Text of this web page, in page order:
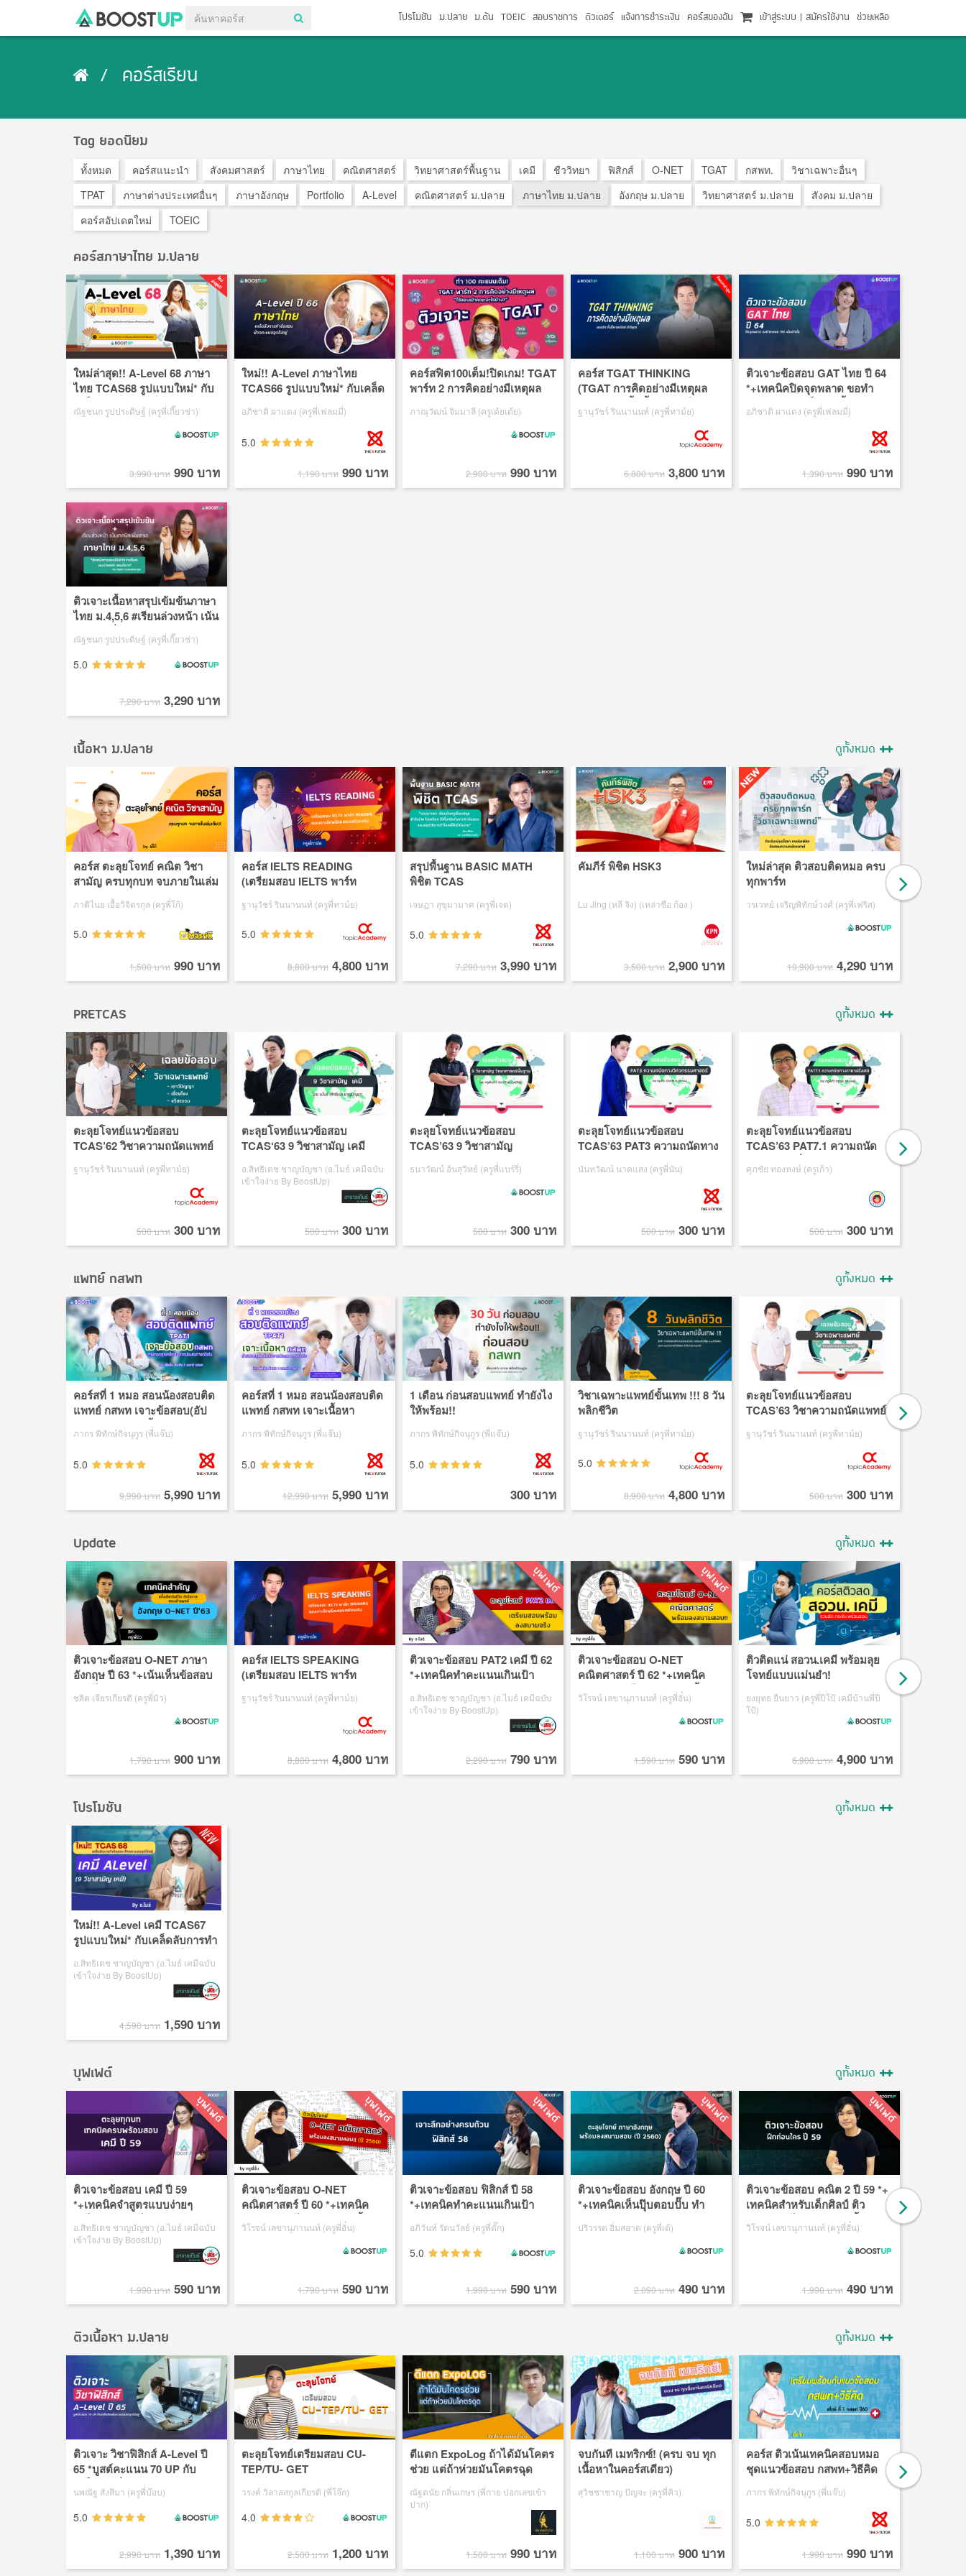
เข้าสู่ระบบ | สมัครใช้งาน ช่วยเหลือ
โปรโมชัน ม.ปลาย ม.ต้น TOEIC สอบราชการ ติวเตอร์ แจ้งการชำระเงิน คอร์สของฉัน
คอร์สเรียน
Tag ยอดนิยม
ทั้งหมด คอร์สแนะนำ สังคมศาสตร์ ภาษาไทย คณิตศาสตร์ วิทยาศาสตร์พื้นฐาน เคมี ชีววิทยา ฟิสิกส์ O-NET TGAT กสพท.
วิชาเฉพาะอื่นๆ
TPAT
ภาษาต่างประเทศอื่นๆ ภาษาอังกฤษ Portfolio A-Level คณิตศาสตร์ ม.ปลาย ภาษาไทย ม.ปลาย อังกฤษ ม.ปลาย วิทยาศาสตร์ ม.ปลาย
สังคม ม.ปลาย
คอร์สอัปเดตใหม่
TOEIC
คอร์สภาษาไทย ม.ปลาย
ใหม่ล่าสุด!! A-Level 68 ภาษา
ไทย TCAS68 รูปแบบใหม่* กับ
เคล็ดลับการทำข้อสอบ ฟ้าด
คะแนนฉุดไม่อยู่
ณัฐชนก รูปประดิษฐ์ (ครูพี่เกี๊ยวซ่า)
3,990 บาท 990 บาท
ใหม่!! A-Level ภาษาไทย
TCAS66 รูปแบบใหม่* กับเคล็ด
ลับการทำข้อสอบ ฟ้าดคะแนน
ฉุดไม่อยู่
อภิชาติ ผาแดง (ครูพี่เฟลมมี่)
5.0
1,190 บาท 990 บาท
คอร์สฟิต100เต็ม!ปิดเกม! TGAT
พาร์ท 2 การคิดอย่างมีเหตุผล
ภาณุวัฒน์ จิมมาลี (ครูเต้ยเต้ย)
2,900 บาท 990 บาท
คอร์ส TGAT THINKING
(TGAT การคิดอย่างมีเหตุผล
แบบเน้นๆ ทั้งเนื้อหาและโจทย์
เข้าใจสุดๆ)
ฐานุวัชร์ รินนานนท์ (ครูพี่ทาม์ย)
6,800 บาท 3,800 บาท
ติวเจาะข้อสอบ GAT ไทย ปี 64
*+เทคนิคปิดจุดพลาด ขอทำ
คะแนน 150 เต็มเท่านั้น
อภิชาติ ผาแดง (ครูพี่เฟลมมี่)
1,390 บาท 990 บาท
ติวเจาะเนื้อหาสรุปเข้มข้นภาษา
ไทย ม.4,5,6 #เรียนล่วงหน้า เน้น
เทคนิคเพิ่มเกรด+สอบติด ม.ดัง
ณัฐชนก รูปประดิษฐ์ (ครูพี่เกี๊ยวซ่า)
5.0
7,290 บาท 3,290 บาท
เนื้อหา ม.ปลาย ดูทั้งหมด
คอร์ส ตะลุยโจทย์ คณิต วิชา
สามัญ ครบทุกบท จบภายในเล่ม
เดียว!
ภาติไนย เอื้อวิจิตรกุล (ครูพี่โก้)
5.0
1,500 บาท 990 บาท
คอร์ส IELTS READING
(เตรียมสอบ IELTS พาร์ท
READING แบบเจาะลึกพร้อม
สอบเสมือนจริง)
ฐานุวัชร์ รินนานนท์ (ครูพี่ทาม์ย)
5.0
8,800 บาท 4,800 บาท
สรุปพื้นฐาน BASIC MATH
พิชิต TCAS
เจษฎา สุขุมามาศ (ครูพี่เจต)
5.0
7,290 บาท 3,990 บาท
คัมภีร์ พิชิต HSK3
Lu Jing (หลี จิง) (เหล่าซือ ก้อง )
3,500 บาท 2,900 บาท
ใหม่ล่าสุด ติวสอบติดหมอ ครบ
ทุกพาร์ท
วรเวทย์ เจริญพิทักษ์วงศ์ (ครูพี่เฟริส)
10,900 บาท 4,290 บาท
Start-Up
เรียนคำ
PRETCAS ดูทั้งหมด
ตะลุยโจทย์แนวข้อสอบ
TCAS’62 วิชาความถนัดแพทย์
ฐานุวัชร์ รินนานนท์ (ครูพี่ทาม์ย)
500 บาท 300 บาท
ตะลุยโจทย์แนวข้อสอบ
TCAS‘63 9 วิชาสามัญ เคมี
อ.สิทธิเดช ชาญบัญชา (อ.ไมธ์ เคมีฉบับ
เข้าใจง่าย By BoostUp)
500 บาท 300 บาท
ตะลุยโจทย์แนวข้อสอบ
TCAS’63 9 วิชาสามัญ
วิทยาศาสตร์
ธนาวัฒน์ อ้นสุวิทย์ (ครูพี่แบร์รี่)
500 บาท 300 บาท
ตะลุยโจทย์แนวข้อสอบ
TCAS’63 PAT3 ความถนัดทาง
วิศวกรรมศาสตร์
นันทวัฒน์ นาคแสง (ครูพี่นัน)
500 บาท 300 บาท
ตะลุยโจทย์แนวข้อสอบ
TCAS’63 PAT7.1 ความถนัด
ทางภาษาฝรั่งเศส
ศุภชัย ทองหงษ์ (ครูเก้า)
500 บาท 300 บาท
ตะลุยโจท
แพทย์ กสพท ดูทั้งหมด
คอร์สที่ 1 หมอ สอนน้องสอบติด
แพทย์ กสพท เจาะข้อสอบ(อัป
เดทข้อสอบมากขึ้น2 เท่า)
ภากร พิทักษ์กิจนุกูร (พี่แจ๊บ)
5.0
9,990 บาท 5,990 บาท
คอร์สที่ 1 หมอ สอนน้องสอบติด
แพทย์ กสพท เจาะเนื้อหา
ภากร พิทักษ์กิจนุกูร (พี่แจ๊บ)
5.0
12,990 บาท 5,990 บาท
1 เดือน ก่อนสอบแพทย์ ทำยังไง
ให้พร้อม!!
ภากร พิทักษ์กิจนุกูร (พี่แจ๊บ)
5.0
300 บาท
วิชาเฉพาะแพทย์ขั้นเทพ !!! 8 วัน
พลิกชีวิต
ฐานุวัชร์ รินนานนท์ (ครูพี่ทาม์ย)
5.0
8,900 บาท 4,800 บาท
ตะลุยโจทย์แนวข้อสอบ
TCAS’63 วิชาความถนัดแพทย์
ฐานุวัชร์ รินนานนท์ (ครูพี่ทาม์ย)
500 บาท 300 บาท
ใหม่ล่าสุด
ทุกพาร์ท
Update ดูทั้งหมด
ติวเจาะข้อสอบ O-NET ภาษา
อังกฤษ ปี 63 *+เน้นเห็นข้อสอบ
ชลิต เจียรเกียรติ (ครูพี่มิว)
1,790 บาท 900 บาท
คอร์ส IELTS SPEAKING
(เตรียมสอบ IELTS พาร์ท
SPEAKING แบบเจาะลึกพร้อม
สอบเสมือนจริง)
ฐานุวัชร์ รินนานนท์ (ครูพี่ทาม์ย)
8,800 บาท 4,800 บาท
ติวเจาะข้อสอบ PAT2 เคมี ปี 62
*+เทคนิคทำคะแนนเกินเป้า
เอาชนะทุกคณะสายวิทย์
อ.สิทธิเดช ชาญบัญชา (อ.ไมธ์ เคมีฉบับ
เข้าใจง่าย By BoostUp)
2,290 บาท 790 บาท
ติวเจาะข้อสอบ O-NET
คณิตศาสตร์ ปี 62 *+เทคนิค
ง่ายๆ เข้าใจได้ในเวลาอันสั้น
วิโรจน์ เลขานุภานนท์ (ครูพี่อั๋น)
1,590 บาท 590 บาท
ติวติดแน่ สอวน.เคมี พร้อมลุย
โจทย์แบบแม่นยำ!
ยงยุทธ ยืนยาว (ครูพี่ปีโป้ เคมีบ้านพี่ปี
โป้)
6,900 บาท 4,900 บาท
ติวเจาะข้
อังกฤษ ปี
ตอบได้ทัน
โปรโมชัน ดูทั้งหมด
ใหม่!! A-Level เคมี TCAS67
รูปแบบใหม่* กับเคล็ดลับการทำ
ข้อสอบ ฟ้าดคะแนนฉุดไม่อยู่
อ.สิทธิเดช ชาญบัญชา (อ.ไมธ์ เคมีฉบับ
เข้าใจง่าย By BoostUp)
4,590 บาท 1,590 บาท
บุฟเฟต์ ดูทั้งหมด
ติวเจาะข้อสอบ เคมี ปี 59
*+เทคนิคจำสูตรแบบง่ายๆ
ทำได้เกินคาด ไม่พลาดทุกคณะ
สายวิทย์
อ.สิทธิเดช ชาญบัญชา (อ.ไมธ์ เคมีฉบับ
เข้าใจง่าย By BoostUp)
1,990 บาท 590 บาท
ติวเจาะข้อสอบ O-NET
คณิตศาสตร์ ปี 60 *+เทคนิค
ง่ายๆ เข้าใจได้ในเวลาอันสั้น
วิโรจน์ เลขานุภานนท์ (ครูพี่อั๋น)
1,790 บาท 590 บาท
ติวเจาะข้อสอบ ฟิสิกส์ ปี 58
*+เทคนิคทำคะแนนเกินเป้า
เอาชนะทุกคณะสายวิทย์
อภิวันท์ รัตนวัลย์ (ครูพี่ตั๊ก)
5.0
1,990 บาท 590 บาท
ติวเจาะข้อสอบ อังกฤษ ปี 60
*+เทคนิคเห็นปุ๊บตอบปั๊บ ทำ
ข้อสอบทันเวลา
ปริวรรต อิ่มสอาด (ครูพี่เต้)
2,090 บาท 490 บาท
ติวเจาะข้อสอบ คณิต 2 ปี 59 *+
เทคนิคสำหรับเด็กศิลป์ ติว
กระชับทำได้ในเวลาอันสั้น
วิโรจน์ เลขานุภานนท์ (ครูพี่อั๋น)
1,990 บาท 490 บาท
ติวเจาะข้
*+เทคนิค
เอาชนะทุ
ติวเนื้อหา ม.ปลาย ดูทั้งหมด
ติวเจาะ วิชาฟิสิกส์ A-Level ปี
65 *บูสต์คะแนน 70 UP กับ
เคล็ดลับเพิ่มคะแนน A-Level
แบบฉุดไม่อยู่
นพณัฐ สังสีมา (ครูพี่บ๊อบ)
5.0
2,990 บาท 1,390 บาท
ตะลุยโจทย์เตรียมสอบ CU-
TEP/TU- GET
วรงค์ วิลาสสกุลเกียรติ (พี่โจ๊ก)
4.0
2,500 บาท 1,200 บาท
ตีแตก ExpoLog ถ้าได้มันโคตร
ช่วย แต่ถ้าห่วยมันโคตรฉุด
ณัฐดนัย กลิ่นเกษร (พี่กาย ปอกเลขเข้า
ปาก)
1,500 บาท 990 บาท
จบกันที เมทริกซ์! (ครบ จบ ทุก
เนื้อหาในคอร์สเดียว)
สุวิชชาชาญ ปัญจะ (ครูพี่คิว)
1,100 บาท 900 บาท
คอร์ส ติวเน้นเทคนิคสอบหมอ
ชุดแนวข้อสอบ กสพท+วิธีคิด
ภากร พิทักษ์กิจนุกูร (พี่แจ๊บ)
5.0
1,990 บาท 990 บาท
ตีบวก